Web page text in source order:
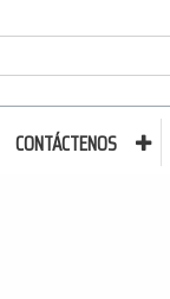
CONTÁCTENOS